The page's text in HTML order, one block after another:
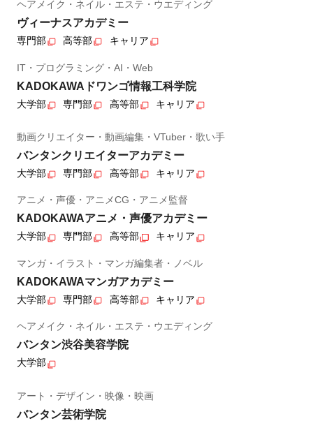
ヘアメイク・ネイル・エステ・ウエディング
ヴィーナスアカデミー
専門部 高等部 キャリア
IT・プログラミング・AI・Web
KADOKAWAドワンゴ情報工科学院
大学部 専門部 高等部 キャリア
動画クリエイター・動画編集・VTuber・歌い手
バンタンクリエイターアカデミー
大学部 専門部 高等部 キャリア
アニメ・声優・アニメCG・アニメ監督
KADOKAWAアニメ・声優アカデミー
大学部 専門部 高等部 キャリア
マンガ・イラスト・マンガ編集者・ノベル
KADOKAWAマンガアカデミー
大学部 専門部 高等部 キャリア
ヘアメイク・ネイル・エステ・ウエディング
バンタン渋谷美容学院
大学部
アート・デザイン・映像・映画
バンタン芸術学院